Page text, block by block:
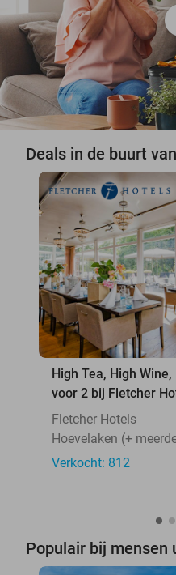
Deals in de buurt van
High Tea, High
voor 2 bij Fletcher
Fletcher Hotels
Hoevelaken (+
Verkocht: 812
Populair bij mensen